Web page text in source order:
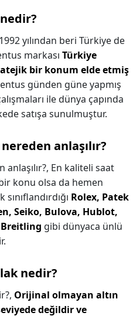
1992 yılından beri Türkiye de
markası Türkiye
bir konum elde etmiş
günden güne yapmış
ile dünya çapında
satışa sunulmuştur.
anlaşılır?
En kaliteli saat
konu olsa da hemen
Rolex, Patek
Seiko, Bulova, Hublot,
Breitling gibi dünyaca ünlü
nedir?
Orijinal olmayan altın
değildir ve